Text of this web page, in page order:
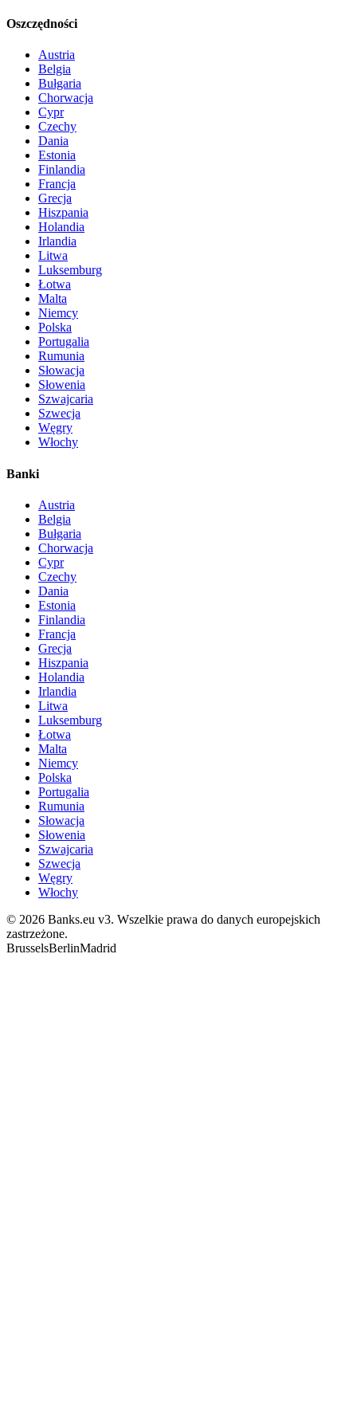
Oszczędności
Austria
Belgia
Bułgaria
Chorwacja
Cypr
Czechy
Dania
Estonia
Finlandia
Francja
Grecja
Hiszpania
Holandia
Irlandia
Litwa
Luksemburg
Łotwa
Malta
Niemcy
Polska
Portugalia
Rumunia
Słowacja
Słowenia
Szwajcaria
Szwecja
Węgry
Włochy
Banki
Austria
Belgia
Bułgaria
Chorwacja
Cypr
Czechy
Dania
Estonia
Finlandia
Francja
Grecja
Hiszpania
Holandia
Irlandia
Litwa
Luksemburg
Łotwa
Malta
Niemcy
Polska
Portugalia
Rumunia
Słowacja
Słowenia
Szwajcaria
Szwecja
Węgry
Włochy
© 2026 Banks.eu v3. Wszelkie prawa do danych europejskich
zastrzeżone.
BrusselsBerlinMadrid